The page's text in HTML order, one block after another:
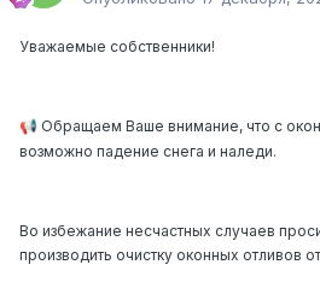
Уважаемые собственники!
📢 Обращаем Ваше внимание, что с
возможно падение снега и наледи.
Во избежание несчастных случаев
производить очистку оконных отливов